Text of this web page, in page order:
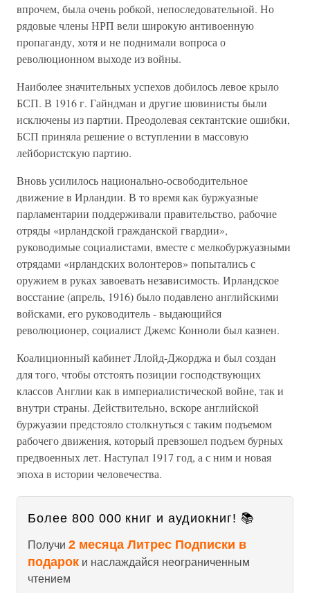
впрочем, была очень робкой, непоследовательной. Но
рядовые члены НРП вели широкую антивоенную
пропаганду, хотя и не поднимали вопроса о
революционном выходе из войны.
Наиболее значительных успехов добилось левое крыло
БСП. В 1916 г. Гайндман и другие шовинисты были
исключены из партии. Преодолевая сектантские ошибки,
БСП приняла решение о вступлении в массовую
лейбористскую партию.
Вновь усилилось национально-освободительное
движение в Ирландии. В то время как буржуазные
парламентарии поддерживали правительство, рабочие
отряды «ирландской гражданской гвардии»,
руководимые социалистами, вместе с мелкобуржуазными
отрядами «ирландских волонтеров» попытались с
оружием в руках завоевать независимость. Ирландское
восстание (апрель, 1916) было подавлено английскими
войсками, его руководитель - выдающийся
революционер, социалист Джемс Конноли был казнен.
Коалиционный кабинет Ллойд-Джорджа и был создан
для того, чтобы отстоять позиции господствующих
классов Англии как в империалистической войне, так и
внутри страны. Действительно, вскоре английской
буржуазии предстояло столкнуться с таким подъемом
рабочего движения, который превзошел подъем бурных
предвоенных лет. Наступал 1917 год, а с ним и новая
эпоха в истории человечества.
Более 800 000 книг и аудиокниг! 📚
Получи 2 месяца Литрес Подписки в
подарок и наслаждайся неограниченным
чтением